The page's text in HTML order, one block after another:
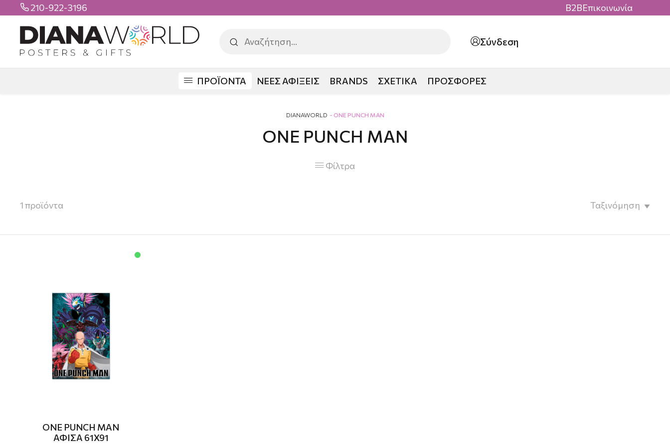
 210-922-3196 B2BΕπικοινωνία
Σύνδεση
ΠΡΟΪΟΝΤΑ ΝΕΕΣ ΑΦΙΞΕΙΣ BRANDS ΣΧΕΤΙΚΑ ΠΡΟΣΦΟΡΕΣ
DIANAWORLD ONE PUNCH MAN
ONE PUNCH MAN
 Φίλτρα
1προϊόντα Ταξινόμηση
ONE PUNCH MAN
ΑΦΙΣΑ 61X91